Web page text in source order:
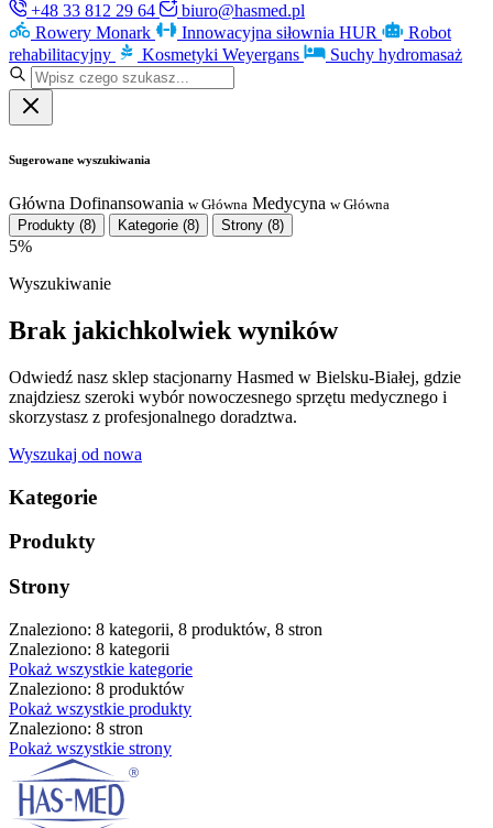
+48 33 812 29 64
biuro@hasmed.pl
Rowery Monark
Innowacyjna siłownia HUR
Robot
rehabilitacyjny
Kosmetyki Weyergans Suchy hydromasaż
Sugerowane wyszukiwania
Główna Dofinansowania w Główna Medycyna w Główna
Produkty (8) Kategorie (8) Strony (8)
5%
Wyszukiwanie
Brak jakichkolwiek wyników
Odwiedź nasz sklep stacjonarny Hasmed w Bielsku-Białej, gdzie
znajdziesz szeroki wybór nowoczesnego sprzętu medycznego i
skorzystasz z profesjonalnego doradztwa.
Wyszukaj od nowa
Kategorie
Produkty
Strony
Znaleziono: 8 kategorii, 8 produktów, 8 stron
Znaleziono: 8 kategorii
Pokaż wszystkie kategorie
Znaleziono: 8 produktów
Pokaż wszystkie produkty
Znaleziono: 8 stron
Pokaż wszystkie strony